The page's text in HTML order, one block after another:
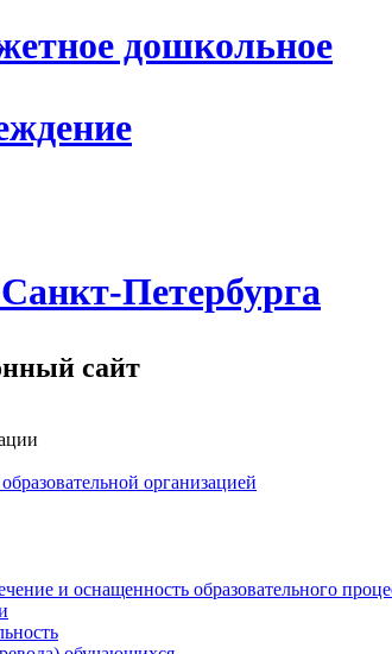
дошкольное
Петербурга
сайт
организацией
и оснащенность образовательного